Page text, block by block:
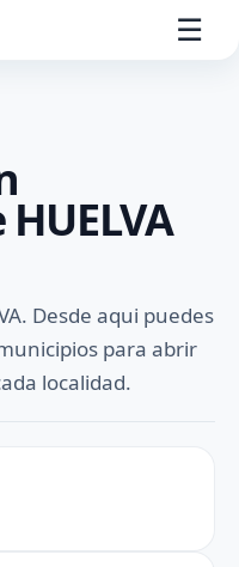
☰
Desde aqui puedes
para abrir
localidad.